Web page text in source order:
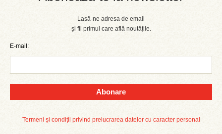
Lasă-ne adresa de email
și fii primul care află noutățile.
E-mail:
Abonare
Termeni și condiții privind prelucrarea datelor cu caracter personal